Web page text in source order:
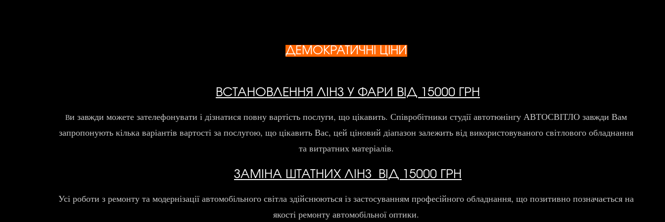
ДЕМОКРАТИЧНІ ЦІНИ
ВСТАНОВЛЕННЯ ЛІНЗ У ФАРИ ВІД 15000 ГРН
Ви завжди можете зателефонувати і дізнатися повну вартість послуги, що цікавить. Співробітники студії автотюнінгу АВТОСВІТЛО завжди Вам
запропонують кілька варіантів вартості за послугою, що цікавить Вас, цей ціновий діапазон залежить від використовуваного світлового обладнання
та витратних матеріалів.
ЗАМІНА ШТАТНИХ ЛІНЗ ВІД 15000 ГРН
Усі роботи з ремонту та модернізації автомобільного світла здійснюються із застосуванням професійного обладнання, що позитивно позначається на
якості ремонту автомобільної оптики.